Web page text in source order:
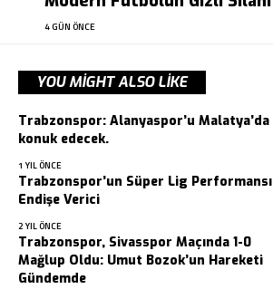
4 GÜN ÖNCE
YOU MIGHT ALSO LIKE
Trabzonspor: Alanyaspor’u Malatya’da
konuk edecek.
1 YIL ÖNCE
Trabzonspor’un Süper Lig Performansı
Endişe Verici
2 YIL ÖNCE
Trabzonspor, Sivasspor Maçında 1-0
Mağlup Oldu: Umut Bozok’un Hareketi
Gündemde